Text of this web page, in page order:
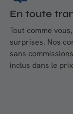
En toute
Tout comme
surprises. Nos
sans
inclus dans le